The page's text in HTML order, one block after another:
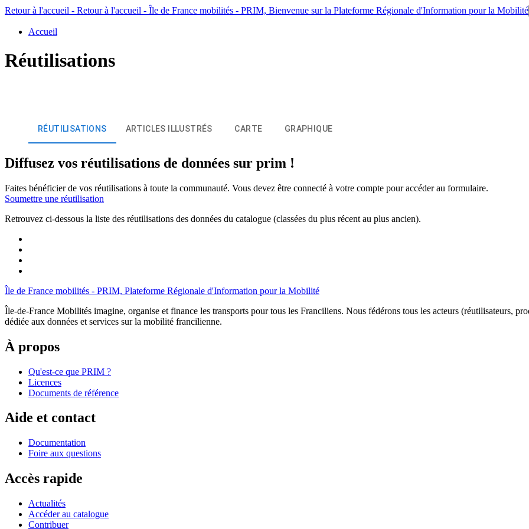
Retour à l'accueil - Retour à l'accueil - Île de France mobilités - PRIM, Bienvenue sur la Plateforme Régionale d'Information pour la Mobilité
Accueil
Réutilisations
RÉUTILISATIONS ARTICLES ILLUSTRÉS CARTE GRAPHIQUE
Diffusez vos réutilisations de données sur prim !
Faites bénéficier de vos réutilisations à toute la communauté. Vous devez être connecté à votre compte pour accéder au formulaire.
Soumettre une réutilisation
Retrouvez ci-dessous la liste des réutilisations des données du catalogue (classées du plus récent au plus ancien).
Île de France mobilités - PRIM, Plateforme Régionale d'Information pour la Mobilité
Île-de-France Mobilités imagine, organise et finance les transports pour tous les Franciliens. Nous fédérons tous les acteurs (réutilisateurs,
dédiée aux données et services sur la mobilité francilienne.
À propos
Qu'est-ce que PRIM ?
Licences
Documents de référence
Aide et contact
Documentation
Foire aux questions
Accès rapide
Actualités
Accéder au catalogue
Contribuer